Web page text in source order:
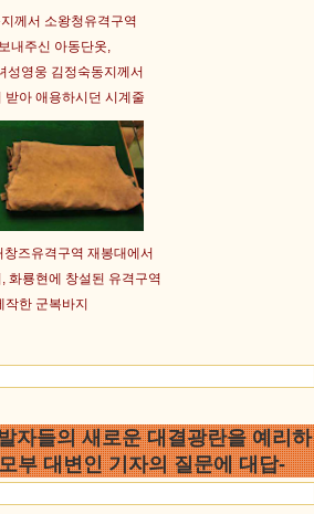
께서 소왕청유격구역
내주신 아동단옷,
성영웅 김정숙동지께서
받아 애용하시던 시계줄
즈유격구역 재봉대에서
화룡현에 창설된 유격구역
작한 군복바지
자들의 새로운 대결광란을 예리하
부 대변인 기자의 질문에 대답-